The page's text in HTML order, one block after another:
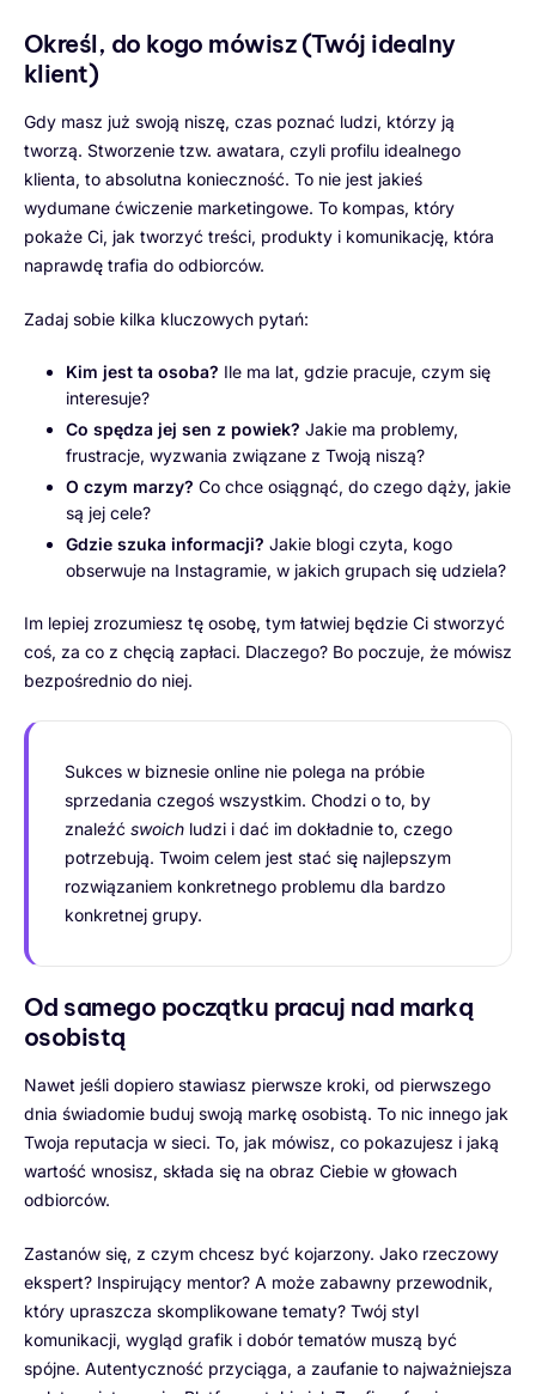
Określ, do kogo mówisz (Twój idealny
klient)
Gdy masz już swoją niszę, czas poznać ludzi, którzy ją
tworzą. Stworzenie tzw. awatara, czyli profilu idealnego
klienta, to absolutna konieczność. To nie jest jakieś
wydumane ćwiczenie marketingowe. To kompas, który
pokaże Ci, jak tworzyć treści, produkty i komunikację, która
naprawdę trafia do odbiorców.
Zadaj sobie kilka kluczowych pytań:
Kim jest ta osoba? Ile ma lat, gdzie pracuje, czym się
interesuje?
Co spędza jej sen z powiek? Jakie ma problemy,
frustracje, wyzwania związane z Twoją niszą?
O czym marzy? Co chce osiągnąć, do czego dąży, jakie
są jej cele?
Gdzie szuka informacji? Jakie blogi czyta, kogo
obserwuje na Instagramie, w jakich grupach się udziela?
Im lepiej zrozumiesz tę osobę, tym łatwiej będzie Ci stworzyć
coś, za co z chęcią zapłaci. Dlaczego? Bo poczuje, że mówisz
bezpośrednio do niej.
Sukces w biznesie online nie polega na próbie
sprzedania czegoś wszystkim. Chodzi o to, by
znaleźć swoich ludzi i dać im dokładnie to, czego
potrzebują. Twoim celem jest stać się najlepszym
rozwiązaniem konkretnego problemu dla bardzo
konkretnej grupy.
Od samego początku pracuj nad marką
osobistą
Nawet jeśli dopiero stawiasz pierwsze kroki, od pierwszego
dnia świadomie buduj swoją markę osobistą. To nic innego jak
Twoja reputacja w sieci. To, jak mówisz, co pokazujesz i jaką
wartość wnosisz, składa się na obraz Ciebie w głowach
odbiorców.
Zastanów się, z czym chcesz być kojarzony. Jako rzeczowy
ekspert? Inspirujący mentor? A może zabawny przewodnik,
który upraszcza skomplikowane tematy? Twój styl
komunikacji, wygląd grafik i dobór tematów muszą być
spójne. Autentyczność przyciąga, a zaufanie to najważniejsza